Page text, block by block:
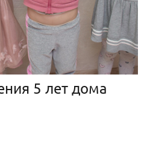
5 лет дома